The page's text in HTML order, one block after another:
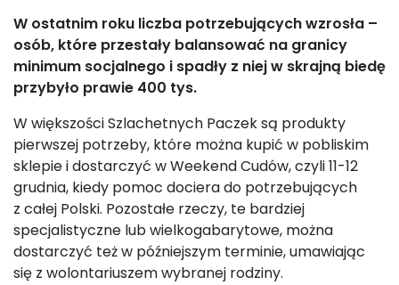
W ostatnim roku liczba potrzebujących wzrosła –
osób, które przestały balansować na granicy
minimum socjalnego i spadły z niej w skrajną biedę
przybyło prawie 400 tys.
W większości Szlachetnych Paczek są produkty
pierwszej potrzeby, które można kupić w pobliskim
sklepie i dostarczyć w Weekend Cudów, czyli 11-12
grudnia, kiedy pomoc dociera do potrzebujących
z całej Polski. Pozostałe rzeczy, te bardziej
specjalistyczne lub wielkogabarytowe, można
dostarczyć też w późniejszym terminie, umawiając
się z wolontariuszem wybranej rodziny.